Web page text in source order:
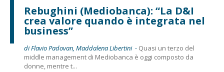
Rebughini (Mediobanca): “La D&I
crea valore quando è integrata nel
business”
di Flavio Padovan, Maddalena Libertini - Quasi un terzo del
middle management di Mediobanca è oggi composto da
donne, mentre t...